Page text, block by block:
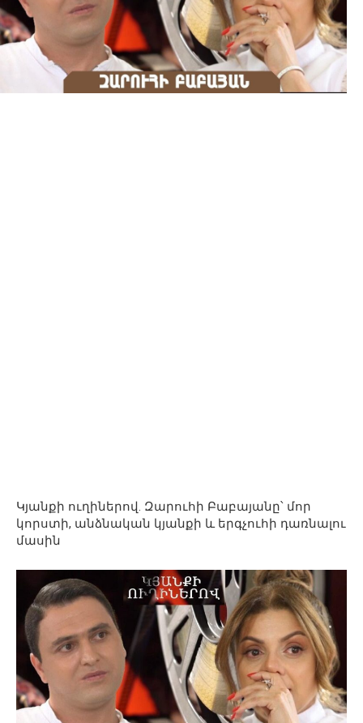
Կյանքի ուղիներով. Զարուհի Բաբայանը՝ մոր
կորստի, անձնական կյանքի և երգչուհի դառնալու
մասին